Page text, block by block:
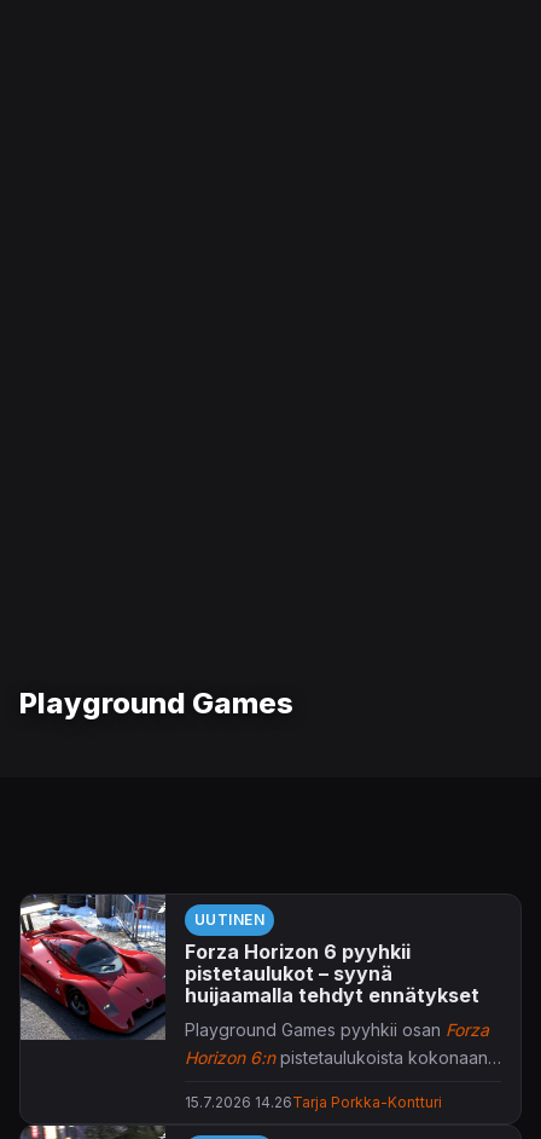
Playground Games
UUTINEN
Forza Horizon 6 pyyhkii
pistetaulukot – syynä
huijaamalla tehdyt ennätykset
Playground Games pyyhkii osan Forza
Horizon 6:npistetaulukoista kokonaan,
saadaan poistettua.
15.7.2026 14.26Tarja Porkka-Kontturi